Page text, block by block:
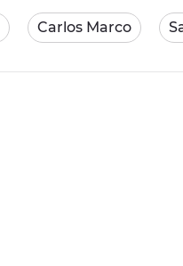
Carlos Marco